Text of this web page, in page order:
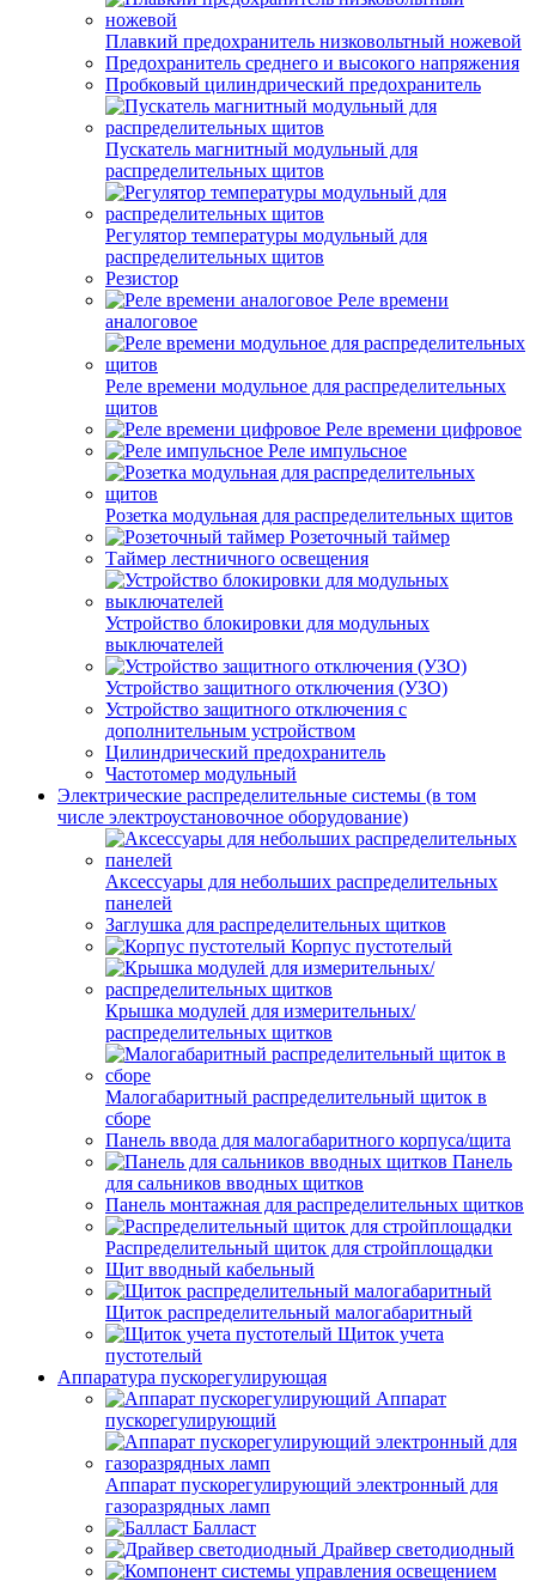
Плавкий предохранитель низковольтный ножевой
Предохранитель среднего и высокого напряжения
Пробковый цилиндрический предохранитель
Пускатель магнитный модульный для
распределительных щитов
Регулятор температуры модульный для
распределительных щитов
Резистор
Реле времени
аналоговое
Реле времени модульное для распределительных
щитов
Реле времени цифровое
Реле импульсное
Розетка модульная для распределительных щитов
Розеточный таймер
Таймер лестничного освещения
Устройство блокировки для модульных
выключателей
Устройство защитного отключения (УЗО)
Устройство защитного отключения с
дополнительным устройством
Цилиндрический предохранитель
Частотомер модульный
Электрические распределительные системы (в том
числе электроустановочное оборудование)
Аксессуары для небольших распределительных
панелей
Заглушка для распределительных щитков
Корпус пустотелый
Крышка модулей для измерительных/
распределительных щитков
Малогабаритный распределительный щиток в
сборе
Панель ввода для малогабаритного корпуса/щита
Панель
для сальников вводных щитков
Панель монтажная для распределительных щитков
Распределительный щиток для стройплощадки
Щит вводный кабельный
Щиток распределительный малогабаритный
Щиток учета
пустотелый
Аппаратура пускорегулирующая
Аппарат
пускорегулирующий
Аппарат пускорегулирующий электронный для
газоразрядных ламп
Балласт
Драйвер светодиодный